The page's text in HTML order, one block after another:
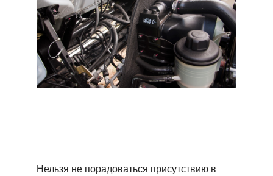
Нельзя не порадоваться присутствию в